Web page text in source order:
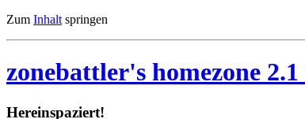
Zum Inhalt springen
zonebattler's homezone 2.1
Her­ein­spa­ziert!